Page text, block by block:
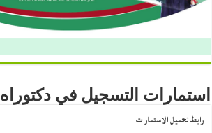
استمارات التسجيل في دكتوراه
رابط تحميل الاستمارات